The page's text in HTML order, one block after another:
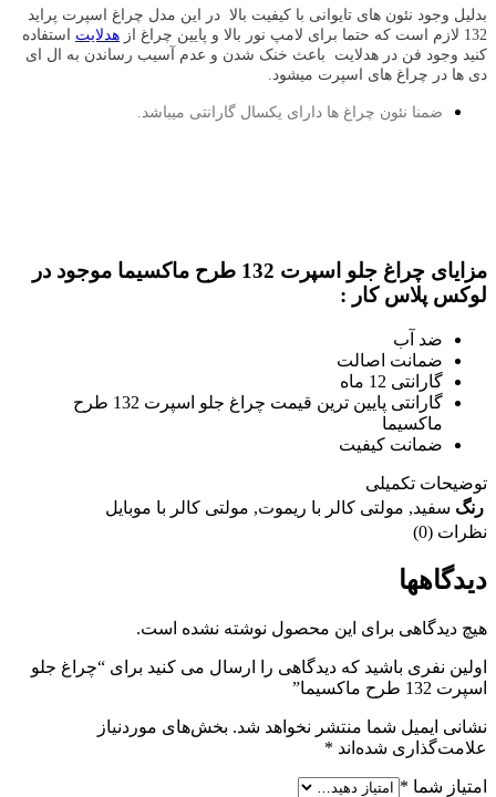
بدلیل وجود نئون های تایوانی با کیفیت بالا در این مدل چراغ اسپرت پراید
132 لازم است که حتما برای لامپ نور بالا و پایین چراغ از
هدلایت استفاده
کنید وجود فن در هدلایت باعث خنک شدن و عدم آسیب رساندن به ال ای
دی ها در چراغ های اسپرت میشود.
ضمنا نئون چراغ ها دارای یکسال گارانتی میباشد.
مزایای چراغ جلو اسپرت 132 طرح ماکسیما موجود در
لوکس پلاس کار :
ضد آب
ضمانت اصالت
گارانتی 12 ماه
گارانتی پایین ترین قیمت چراغ جلو اسپرت 132 طرح
ماکسیما
ضمانت کیفیت
توضیحات تکمیلی
رنگ سفید, مولتی کالر با ریموت, مولتی کالر با موبایل
نظرات (0)
دیدگاهها
هیچ دیدگاهی برای این محصول نوشته نشده است.
اولین نفری باشید که دیدگاهی را ارسال می کنید برای “چراغ جلو
اسپرت 132 طرح ماکسیما”
نشانی ایمیل شما منتشر نخواهد شد. بخش‌های موردنیاز
علامت‌گذاری شده‌اند *
امتیاز شما *